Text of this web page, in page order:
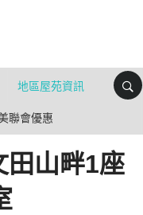
地區屋苑資訊
聯會優惠
田山畔1座